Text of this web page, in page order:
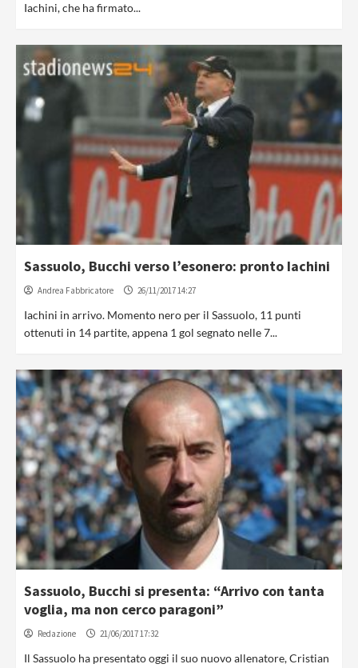
Iachini, che ha firmato...
Sassuolo, Bucchi verso l’esonero: pronto Iachini
Andrea Fabbricatore 26/11/2017 14:27
Iachini in arrivo. Momento nero per il Sassuolo, 11 punti
ottenuti in 14 partite, appena 1 gol segnato nelle 7...
Sassuolo, Bucchi si presenta: “Arrivo con tanta
voglia, ma non cerco paragoni”
Redazione 21/06/2017 17:32
Il Sassuolo ha presentato oggi il suo nuovo allenatore, Cristian